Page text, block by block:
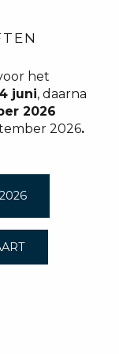
het
juni, daarna
2026
2026.